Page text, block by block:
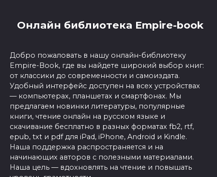
Онлайн библиотека Empire-book
Добро пожаловать в нашу онлайн-библиотеку
Empire-Book, где вы найдете широкий выбор книг:
от классики до современности и самоиздата.
Удобный интерфейс доступен на всех устройствах
— компьютерах, планшетах и смартфонах. Мы
предлагаем новинки литературы, популярные
книги, чтение онлайн на русском языке и
скачивание бесплатно в разных форматах fb2, rtf,
epub, txt и pdf для iPad, iPhone, Android и Kindle.
Наша поддержка распространяется и на
начинающих авторов с полезными материалами.
Наша цель — вдохновлять на чтение и повышать